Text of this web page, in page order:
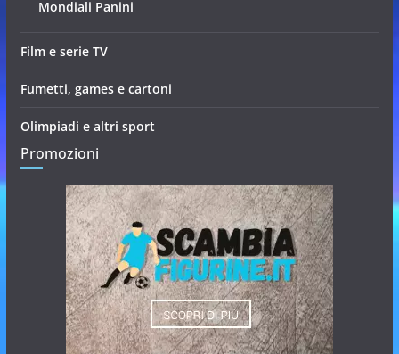
Mondiali Panini
Film e serie TV
Fumetti, games e cartoni
Olimpiadi e altri sport
Promozioni